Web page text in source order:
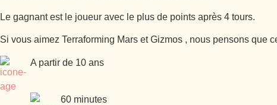
Le gagnant est le joueur avec le plus de points après 4 tours.
Si vous aimez Terraforming Mars et Gizmos , nous pensons que
A partir de 10 ans
60 minutes